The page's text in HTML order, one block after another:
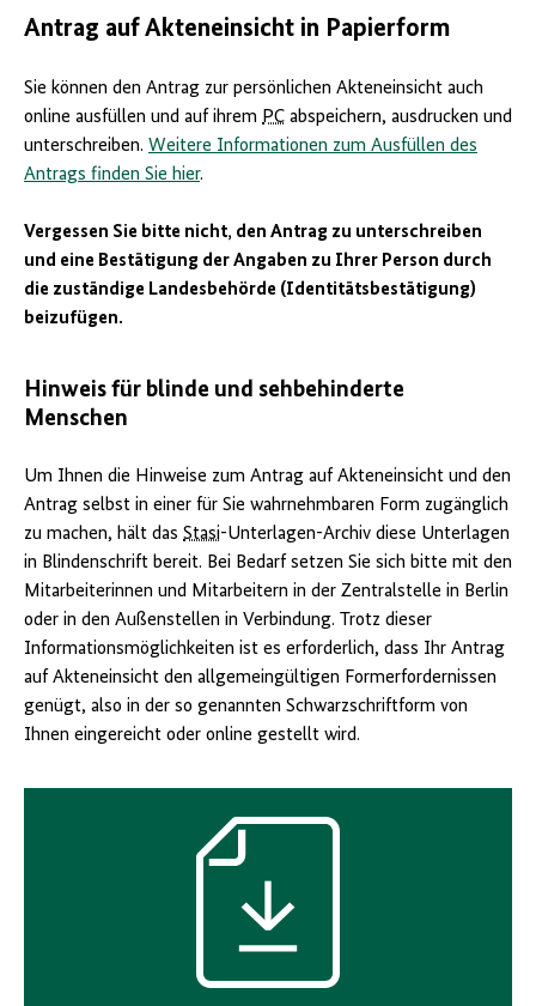
Antrag auf Akteneinsicht in Papierform
Sie können den Antrag zur persönlichen Akteneinsicht auch
online ausfüllen und auf ihrem PC abspeichern, ausdrucken und
unterschreiben. Weitere Informationen zum Ausfüllen des
Antrags finden Sie hier.
Vergessen Sie bitte nicht, den Antrag zu unterschreiben
und eine Bestätigung der Angaben zu Ihrer Person durch
die zuständige Landesbehörde (Identitätsbestätigung)
beizufügen.
Hinweis für blinde und sehbehinderte
Menschen
Um Ihnen die Hinweise zum Antrag auf Akteneinsicht und den
Antrag selbst in einer für Sie wahrnehmbaren Form zugänglich
zu machen, hält das Stasi-Unterlagen-Archiv diese Unterlagen
in Blindenschrift bereit. Bei Bedarf setzen Sie sich bitte mit den
Mitarbeiterinnen und Mitarbeitern in der Zentralstelle in Berlin
oder in den Außenstellen in Verbindung. Trotz dieser
Informationsmöglichkeiten ist es erforderlich, dass Ihr Antrag
auf Akteneinsicht den allgemeingültigen Formerfordernissen
genügt, also in der so genannten Schwarzschriftform von
Ihnen eingereicht oder online gestellt wird.
Download-